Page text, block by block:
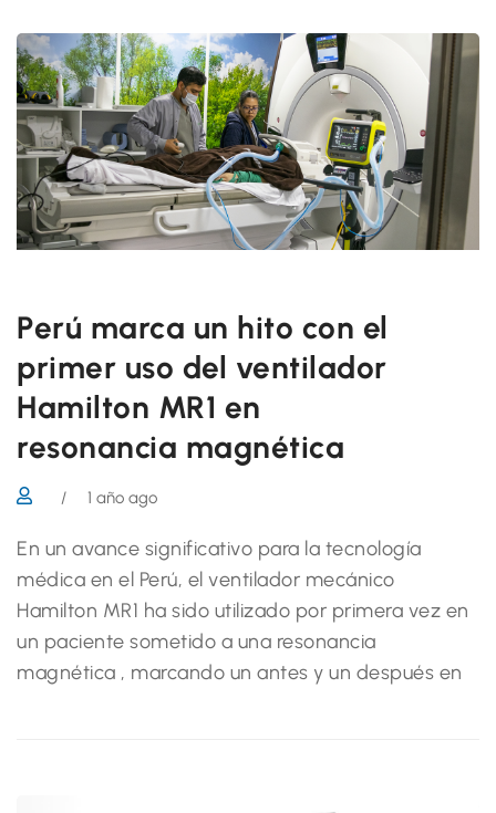
Perú marca un hito con el
primer uso del ventilador
Hamilton MR1 en
resonancia magnética
/ 1 año ago
En un avance significativo para la tecnología
médica en el Perú, el ventilador mecánico
Hamilton MR1 ha sido utilizado por primera vez en
un paciente sometido a una resonancia
magnética , marcando un antes y un después en